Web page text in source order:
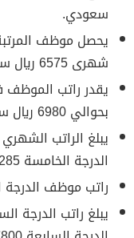
سعودي.
يحصل موظف
شهرى 6575 ريال سعودي.
يقدر راتب الموظف
بحوالي 6980 ريال سعودي.
يبلغ الراتب
الدرجة الخامسة 7285 ريال سعودي.
راتب موظف الدرجة السادسة
يبلغ راتب الدرجة